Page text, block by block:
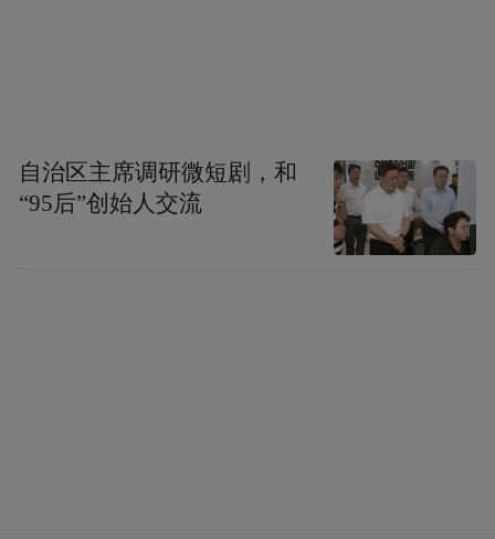
自治区主席调研微短剧，和
“95后”创始人交流